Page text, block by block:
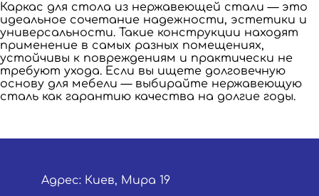
Каркас для стола из нержавеющей стали — это
идеальное сочетание надежности, эстетики и
универсальности. Такие конструкции находят
применение в самых разных помещениях,
устойчивы к повреждениям и практически не
требуют ухода. Если вы ищете долговечную
основу для мебели — выбирайте нержавеющую
сталь как гарантию качества на долгие годы.
Адрес: Киев, Мира 19